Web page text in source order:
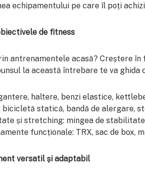
echipamentului pe care îl poți
de fitness
antrenamentele acasă? Creștere
la această întrebare te va
haltere, benzi elastice,
bicicletă statică, bandă de alergare,
și stretching: mingea de
funcționale: TRX, sac de box,
versatil și adaptabil